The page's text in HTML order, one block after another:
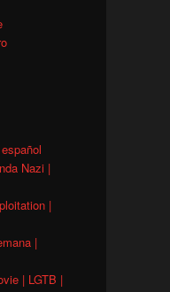
Nazi |
|
|
| LGTB |